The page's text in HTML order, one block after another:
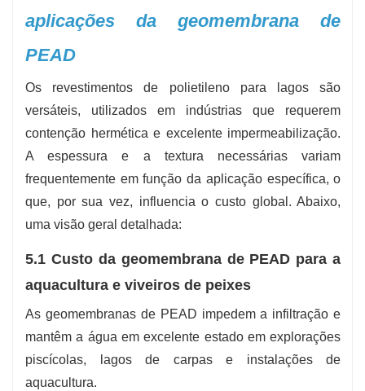
aplicações da geomembrana de
PEAD
Os revestimentos de polietileno para lagos são
versáteis, utilizados em indústrias que requerem
contenção hermética e excelente impermeabilização.
A espessura e a textura necessárias variam
frequentemente em função da aplicação específica, o
que, por sua vez, influencia o custo global. Abaixo,
uma visão geral detalhada:
5.1 Custo da geomembrana de PEAD para a
aquacultura e viveiros de peixes
As geomembranas de PEAD impedem a infiltração e
mantêm a água em excelente estado em explorações
piscícolas, lagos de carpas e instalações de
aquacultura.